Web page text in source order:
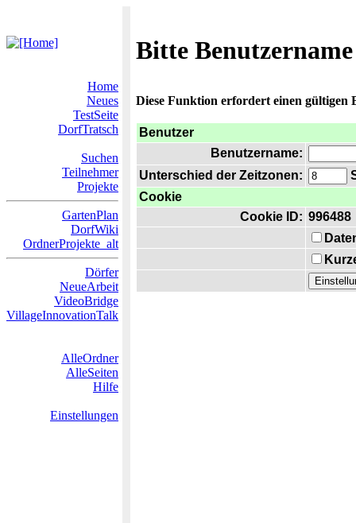
Bitte
Home
Neues
TestSeite
DorfTratsch
Suchen
Teilnehmer
Projekte
GartenPlan
DorfWiki
OrdnerProjekte_alt
Dörfer
NeueArbeit
VideoBridge
VillageInnovationTalk
AlleOrdner
AlleSeiten
Hilfe
Einstellungen
Diese Funktion erfordert einen gültigen
Benutzer
Benutzername:
Unterschied der Zeitzonen:
Cookie
Cookie ID: 996488